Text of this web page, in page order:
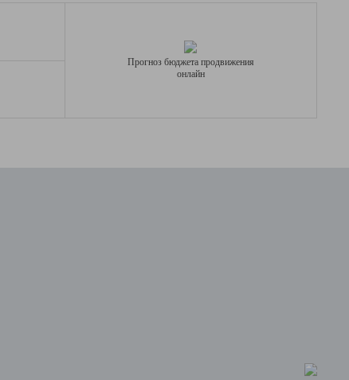
Прогноз бюджета продвижения
онлайн